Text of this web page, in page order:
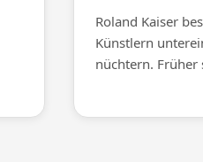
Roland Kaiser
Künstlern
nüchtern. Früher